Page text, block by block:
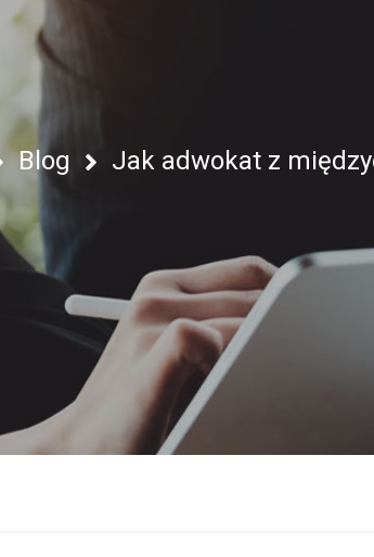
Blog
Jak adwokat z